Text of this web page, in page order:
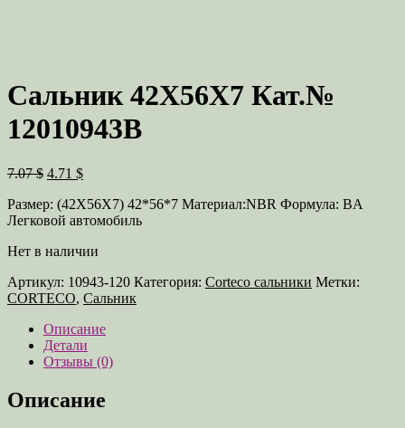
Сальник 42X56X7 Кат.№
12010943B
7.07 $ Первоначальная
составляла
7.07 $.
4.71 $Текущая
4.71 $.
Размер: (42X56X7) 42*56*7 Материал:NBR Формула: BA
Легковой автомобиль
Нет в наличии
Артикул: 10943-120 Категория: Corteco сальники Метки:
CORTECO, Сальник
Описание
Детали
Отзывы (0)
Описание